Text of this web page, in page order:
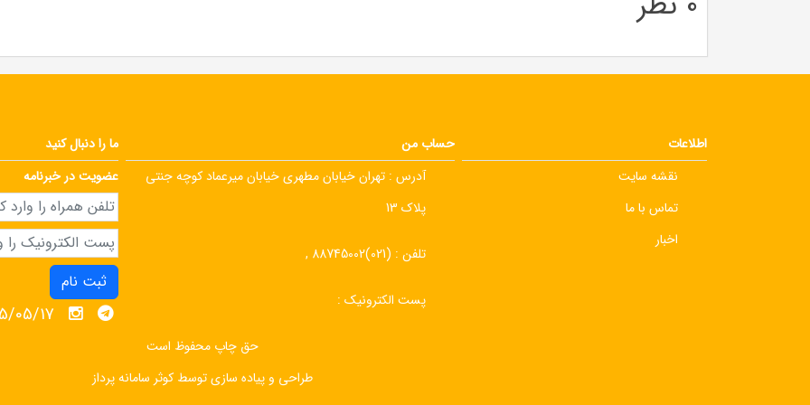
اطلاعات
نقشه سایت
تماس با ما
اخبار
حساب من
آدرس : تهران خیابان مطهری خیابان میرعماد کوچه جنتی
پلاک 13
تلفن : (021)88745002 ,
پست الکترونیک :
ما را دنبال کنید
عضویت در خبرنامه
ثبت نام
1405/05/
حق چاپ محفوظ است
طراحی و پیاده سازی توسط کوثر سامانه پرداز